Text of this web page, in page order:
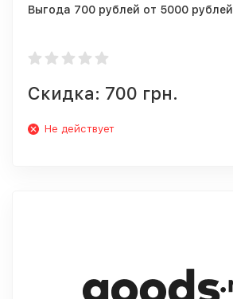
Выгода 700 рублей от 5000 рублей
Скидка: 700 грн.
Не действует